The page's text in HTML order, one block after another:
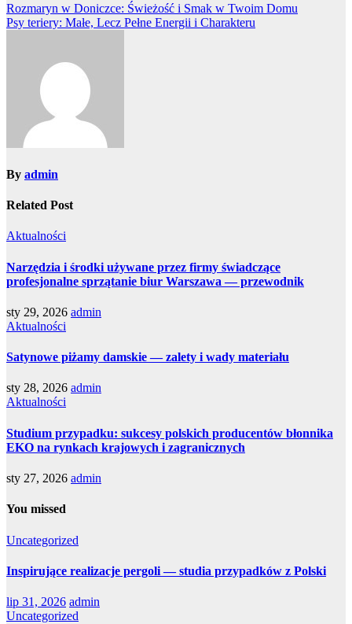
Rozmaryn w Doniczce: Świeżość i Smak w Twoim Domu
Psy teriery: Małe, Lecz Pełne Energii i Charakteru
By admin
Related Post
Aktualności
Narzędzia i środki używane przez firmy świadczące
profesjonalne sprzątanie biur Warszawa — przewodnik
sty 29, 2026 admin
Aktualności
Satynowe piżamy damskie — zalety i wady materiału
sty 28, 2026 admin
Aktualności
Studium przypadku: sukcesy polskich producentów błonnika
EKO na rynkach krajowych i zagranicznych
sty 27, 2026 admin
You missed
Uncategorized
Inspirujące realizacje pergoli — studia przypadków z Polski
lip 31, 2026 admin
Uncategorized